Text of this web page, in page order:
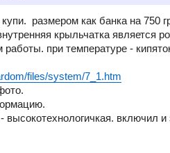
размером как банка на 750
крыльчатка является
при температуре -
files/system/7_1.htm
включил